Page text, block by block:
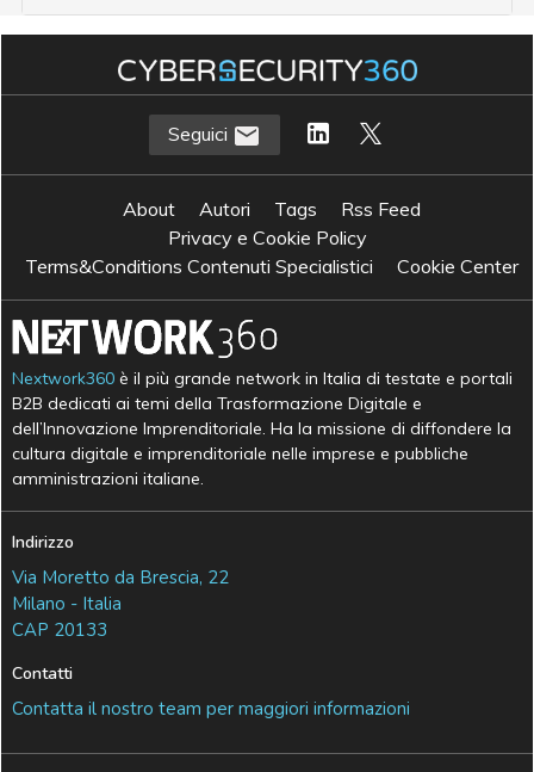
Seguici
About Autori Tags
Rss Feed
Privacy e Cookie Policy
Terms&Conditions Contenuti Specialistici
Cookie Center
Nextwork360 è il più grande network in Italia di testate e portali
B2B dedicati ai temi della Trasformazione Digitale e
dell’Innovazione Imprenditoriale. Ha la missione di diffondere la
cultura digitale e imprenditoriale nelle imprese e pubbliche
amministrazioni italiane.
Indirizzo
Via Moretto da Brescia, 22
Milano - Italia
CAP 20133
Contatti
Contatta il nostro team per maggiori informazioni